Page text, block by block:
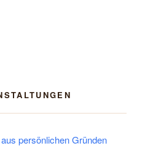
persönlichen Gründen